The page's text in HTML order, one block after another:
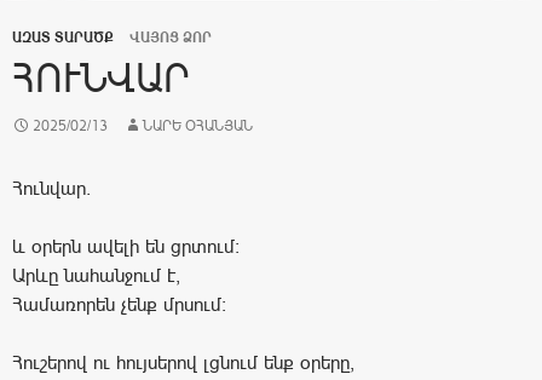
ԱԶԱՏ ՏԱՐԱԾՔ ՎԱՅՈՑ ՁՈՐ
ՀՈՒՆՎԱՐ
2025/02/13 ՆԱՐԵ ՕՀԱՆՅԱՆ
Հունվար.
և օրերն ավելի են ցրտում։
Արևը նահանջում է,
Համառորեն չենք մրսում։
Հուշերով ու հույսերով լցնում ենք օրերը,